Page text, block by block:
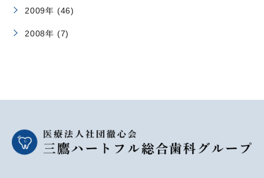
2009年 (46)
2008年 (7)